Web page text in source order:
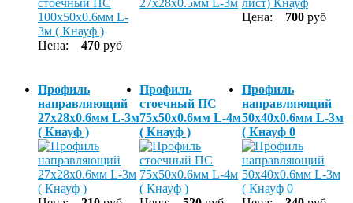
Цена: 470 руб
Цена: 700руб
Профиль
направляющий
27x28х0.6мм L-3м
( Кнауф )
Профиль
стоечный ПС
75х50х0.6мм L-4м
( Кнауф )
Профиль
направляющий
50х40х0.6мм L-3м
( Кнауф 0